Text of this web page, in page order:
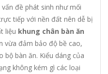
đề phát sinh như mối
tiếp với nền đất nên dễ bị
liệu khung chân bàn ăn
vừa đảm bảo độ bề cao,
bộ bàn ăn. Kiểu dáng của
không kém gì các loại